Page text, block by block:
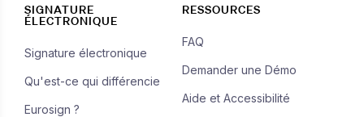
SIGNATURE
ÉLECTRONIQUE
Signature électronique
Qu'est-ce qui différencie
Eurosign ?
RESSOURCES
FAQ
Demander une Démo
Aide et Accessibilité